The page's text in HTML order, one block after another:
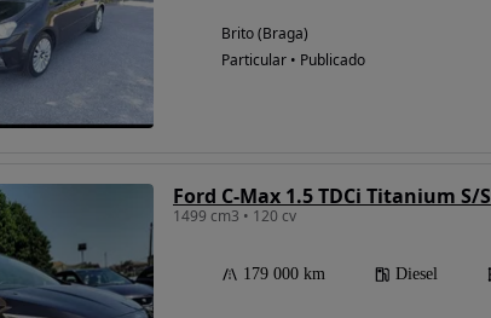
Brito (Braga)
Particular • Publicado
Ford C-Max 1.5 TDCi Titanium S/S
1499 cm3 • 120 cv
179 000 km Diesel